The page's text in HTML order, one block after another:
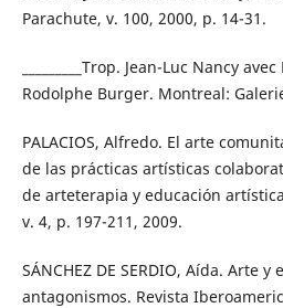
Parachute, v. 100, 2000, p. 14-31.
_________Trop. Jean-Luc Nancy
Rodolphe Burger. Montreal:
PALACIOS, Alfredo. El arte
de las prácticas artísticas
de arteterapia y educación
v. 4, p. 197-211, 2009.
SÁNCHEZ DE SERDIO, Aída. Arte
antagonismos. Revista